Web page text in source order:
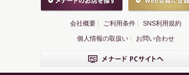
会社概要 ご利用条件 SNS利用規約
個人情報の取扱い お問い合わせ